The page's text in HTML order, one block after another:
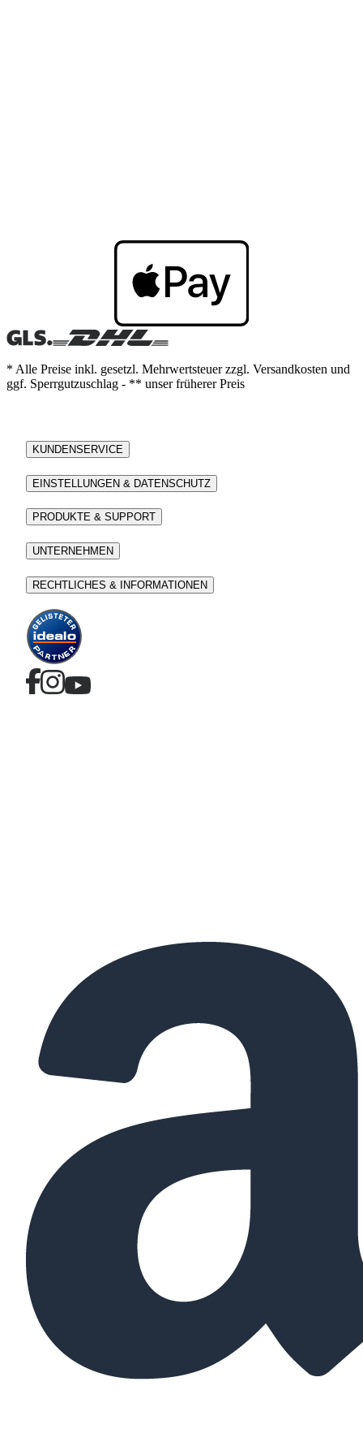
* Alle Preise inkl. gesetzl. Mehrwertsteuer zzgl. Versandkosten und
ggf. Sperrgutzuschlag - ** unser früherer Preis
KUNDENSERVICE
EINSTELLUNGEN & DATENSCHUTZ
PRODUKTE & SUPPORT
UNTERNEHMEN
RECHTLICHES & INFORMATIONEN